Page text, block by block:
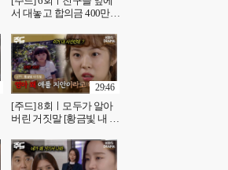
서 대놓고 합의금 400만원
[황금빛 내 인생]| KBS 방
송
[주드] 8회ㅣ모두가 알아
버린 거짓말 [황금빛 내 인
29:46